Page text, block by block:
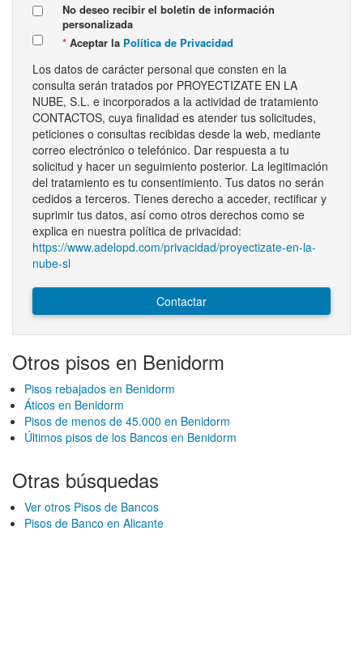
No deseo recibir el boletín de información
personalizada
Aceptar la Política de Privacidad
Los datos de carácter personal que consten en la
consulta serán tratados por PROYECTIZATE EN LA
NUBE, S.L. e incorporados a la actividad de tratamiento
CONTACTOS, cuya finalidad es atender tus solicitudes,
peticiones o consultas recibidas desde la web, mediante
correo electrónico o telefónico. Dar respuesta a tu
solicitud y hacer un seguimiento posterior. La legitimación
del tratamiento es tu consentimiento. Tus datos no serán
cedidos a terceros. Tienes derecho a acceder, rectificar y
suprimir tus datos, así como otros derechos como se
explica en nuestra política de privacidad:
https://www.adelopd.com/privacidad/proyectizate-en-la-
nube-sl
Contactar
Otros pisos en Benidorm
Pisos rebajados en Benidorm
Áticos en Benidorm
Pisos de menos de 45.000 en Benidorm
Últimos pisos de los Bancos en Benidorm
Otras búsquedas
Ver otros Pisos de Bancos
Pisos de Banco en Alicante